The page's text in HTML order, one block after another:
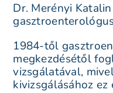
Dr. Merényi
1984-től
megkezdésétől
vizsgálatával,
kivizsgálásához